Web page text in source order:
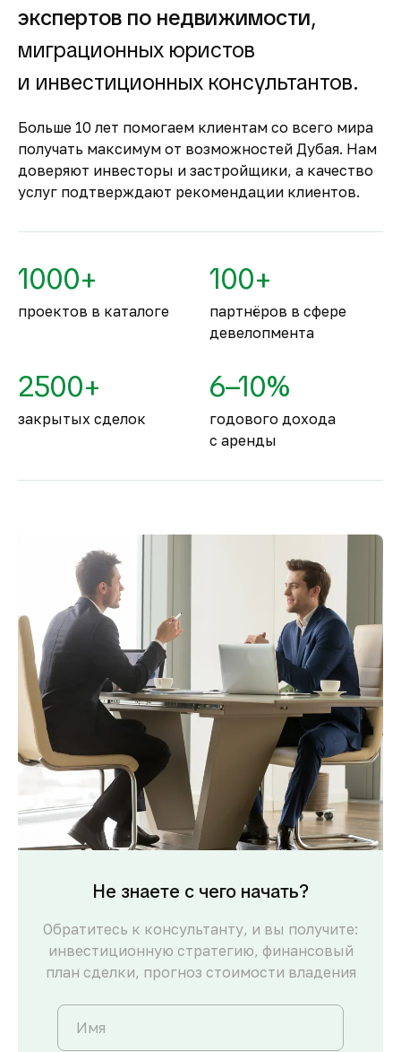
строящуюся
недвижимость
Оплата за объект поступает на эскроу-счёт.
Застройщик сможет получить с него деньги
только после ввода объекта в
Комфортное и
безопасное место для
жизни
По уровню безопасности жизни
занимают второе место в мире.
экспертов по недвижимости,
миграционных юристов
и инвестиционных консультантов.
Больше 10 лет помогаем клиентам со всего мира
получать максимум от возможностей Дубая. Нам
доверяют инвесторы и застройщики, а качество
услуг подтверждают рекомендации клиентов.
1000+
проектов в каталоге
100+
партнёров в сфере
девелопмента
2500+
закрытых сделок
6–10%
годового дохода
с аренды
Не знаете с чего начать?
Обратитесь к консультанту, и вы получите:
инвестиционную стратегию, финансовый
план сделки, прогноз стоимости владения